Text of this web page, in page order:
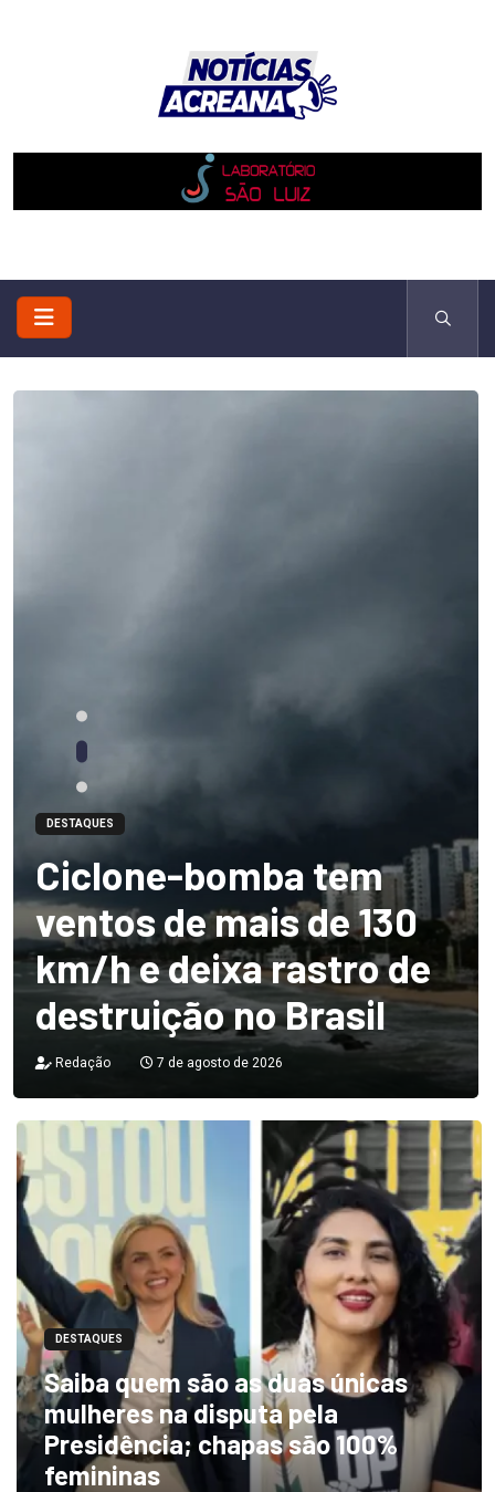
DESTAQUES
Ciclone-bomba tem
ventos de mais de 130
km/h e deixa rastro de
destruição no Brasil
Redação 7 de agosto de 2026
DESTAQUES
Saiba quem são as duas únicas
mulheres na disputa pela
Presidência; chapas são 100%
femininas